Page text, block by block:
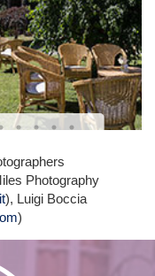
Photography
), Luigi Boccia
)